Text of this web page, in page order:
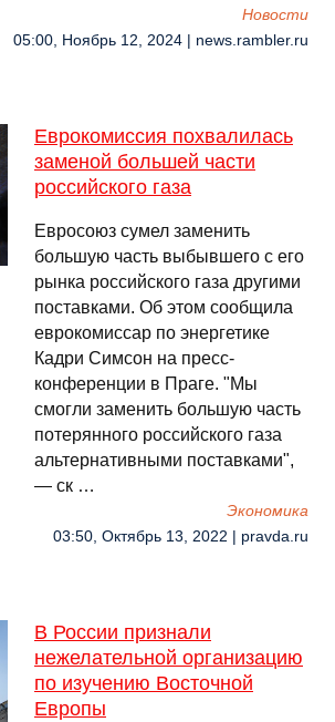
Новости
05:00, Ноябрь 12, 2024 | news.rambler.ru
Еврокомиссия похвалилась
заменой большей части
российского газа
Евросоюз сумел заменить
большую часть выбывшего с его
рынка российского газа другими
поставками. Об этом сообщила
еврокомиссар по энергетике
Кадри Симсон на пресс-
конференции в Праге. "Мы
смогли заменить большую часть
потерянного российского газа
альтернативными поставками",
— ск …
Экономика
03:50, Октябрь 13, 2022 | pravda.ru
В России признали
нежелательной организацию
по изучению Восточной
Европы